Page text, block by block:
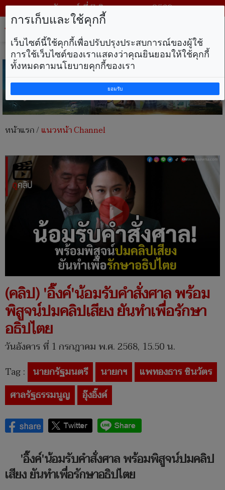
วันศุกร์ ที่ 7 สิงหาคม พ.ศ. 2569
หน้าแรก/แนวหน้า Channel
(คลิป) 'อิ๊งค์'น้อมรับคำสั่งศาล พร้อม
พิสูจน์ปมคลิปเสียง ยันทำเพื่อรักษา
อธิปไตย
วันอังคาร ที่ 1 กรกฎาคม พ.ศ. 2568, 15.50 น.
Tag : นายกรัฐมนตรี นายกฯ
แพทองธาร ชินวัตร
ศาลรัฐธรรมนูญ
อุ๊งอิ๊งค์
'อิ๊งค์'น้อมรับคำสั่งศาล พร้อมพิสูจน์ปมคลิป
เสียง ยันทำเพื่อรักษาอธิปไตย
การเก็บและใช้คุกกี้
เว็บไซต์นี้ใช้คุกกี้เพื่อปรับปรุงประสบการณ์ของผู้ใช้
การใช้เว็บไซต์ของเราแสดงว่าคุณยินยอมให้ใช้คุกกี้
ทั้งหมดตามนโยบายคุกกี้ของเรา
ยอมรับ